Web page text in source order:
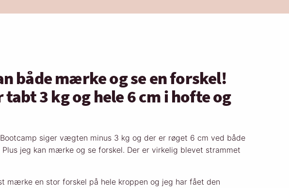
både mærke og se en forskel!
tabt 3 kg og hele 6 cm i hofte og
siger vægten minus 3 kg og der er røget 6 cm ved både
jeg kan mærke og se forskel. Der er virkelig blevet strammet
mærke en stor forskel på hele kroppen og jeg har fået den